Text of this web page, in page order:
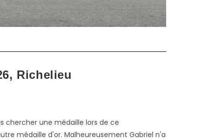
Richelieu
chercher une médaille lors de ce
médaille d'or. Malheureusement Gabriel n'a